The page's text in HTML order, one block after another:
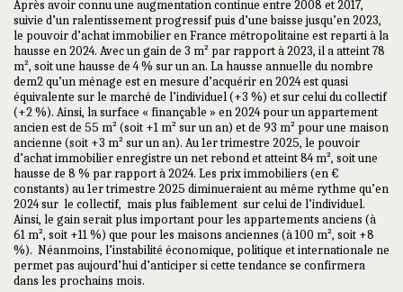
Après avoir connu une augmentation continue entre 2008 et 2017,
suivie d’un ralentissement progressif puis d’une baisse jusqu’en 2023,
le pouvoir d’achat immobilier en France métropolitaine est reparti à la
hausse en 2024. Avec un gain de 3 m² par rapport à 2023, il a atteint 78
m², soit une hausse de 4 % sur un an. La hausse annuelle du nombre
dem2 qu’un ménage est en mesure d’acquérir en 2024 est quasi
équivalente sur le marché de l’individuel (+3 %) et sur celui du collectif
(+2 %). Ainsi, la surface « finançable » en 2024 pour un appartement
ancien est de 55 m² (soit +1 m² sur un an) et de 93 m² pour une maison
ancienne (soit +3 m² sur un an). Au 1er trimestre 2025, le pouvoir
d’achat immobilier enregistre un net rebond et atteint 84 m², soit une
hausse de 8 % par rapport à 2024. Les prix immobiliers (en €
constants) au 1er trimestre 2025 diminueraient au même rythme qu’en
2024 sur le collectif, mais plus faiblement sur celui de l’individuel.
Ainsi, le gain serait plus important pour les appartements anciens (à
61 m², soit +11 %) que pour les maisons anciennes (à 100 m², soit +8
%). Néanmoins, l’instabilité économique, politique et internationale ne
permet pas aujourd’hui d’anticiper si cette tendance se confirmera
dans les prochains mois.